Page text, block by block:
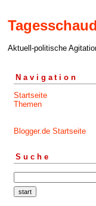
Aktuell-politische
Navigation
Startseite
Themen
Blogger.de Startseite
Suche